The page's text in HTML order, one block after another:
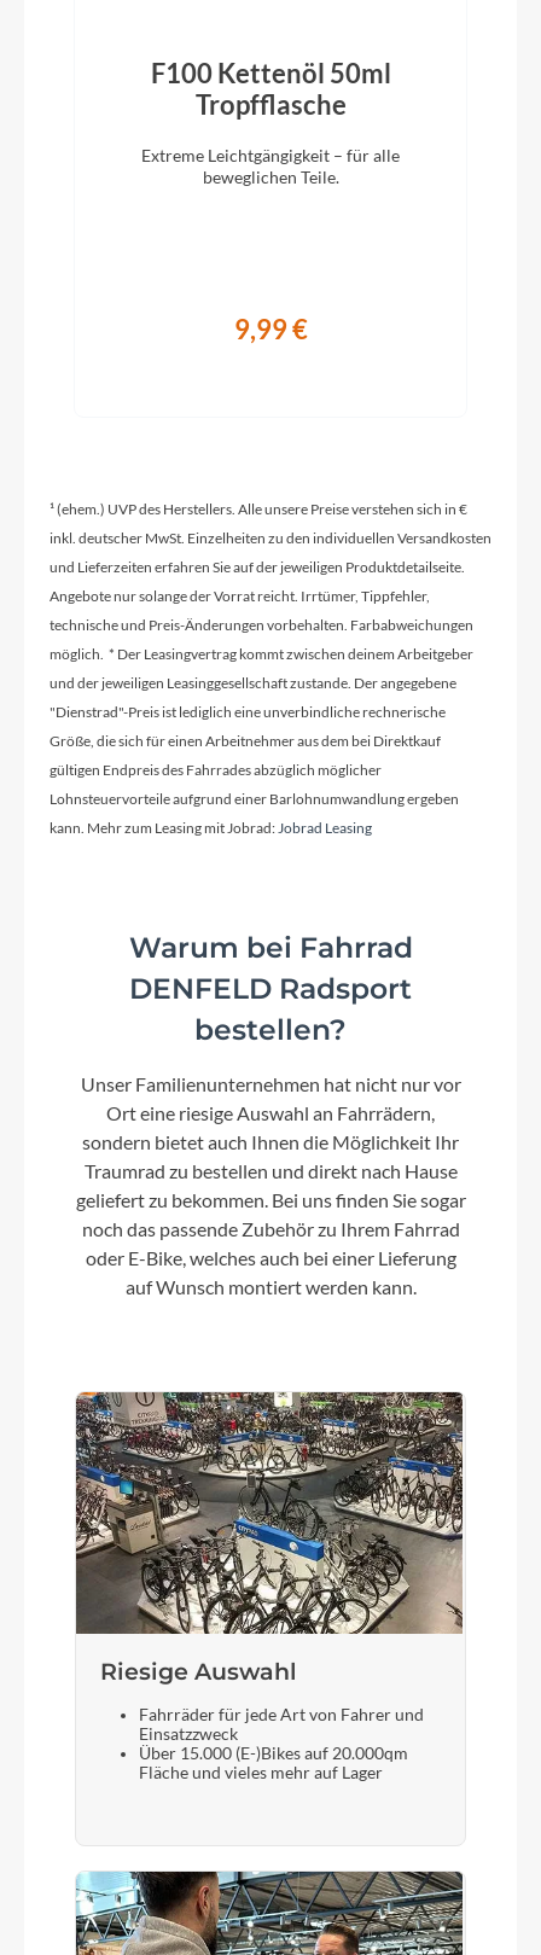
Schaltwerk
Kurbelgarnitur
Gates CDX
Motor
Bosch Performance Line Smarte System
Rücklicht
50 Lux Rücklicht mit Signal
(Brems/Verzögerungslicht)
Vorderrad Nabe
Shimano HB-TX 505
Trentlight STD / Trelock Veo 50
Akku
Bosch 625Wh
Laufradgröße
28"
Gepäckträger
Racktime Snap-it 2.0
Selle Royal Essenza/Selle Royal Aurorae
Gabel
RST Nova
Display
Bosch Intuvia 100 / LED Remote
Sattelstütze
Satori Harmony LT2
F100 Kettenöl 50ml
Tropfflasche
Extreme Leichtgängigkeit – für alle
beweglichen Teile.
9,99 €
¹ (ehem.) UVP des Herstellers. Alle unsere Preise verstehen sich in €
inkl. deutscher MwSt. Einzelheiten zu den individuellen Versandkosten
und Lieferzeiten erfahren Sie auf der jeweiligen Produktdetailseite.
Angebote nur solange der Vorrat reicht. Irrtümer, Tippfehler,
technische und Preis-Änderungen vorbehalten. Farbabweichungen
möglich. * Der Leasingvertrag kommt zwischen deinem Arbeitgeber
und der jeweiligen Leasinggesellschaft zustande. Der angegebene
"Dienstrad"-Preis ist lediglich eine unverbindliche rechnerische
Größe, die sich für einen Arbeitnehmer aus dem bei Direktkauf
gültigen Endpreis des Fahrrades abzüglich möglicher
Lohnsteuervorteile aufgrund einer Barlohnumwandlung ergeben
kann. Mehr zum Leasing mit Jobrad:Jobrad Leasing
Warum bei Fahrrad
DENFELD Radsport
bestellen?
Unser Familienunternehmen hat nicht nur vor
Ort eine riesige Auswahl an Fahrrädern,
sondern bietet auch Ihnen die Möglichkeit Ihr
Traumrad zu bestellen und direkt nach Hause
geliefert zu bekommen. Bei uns finden Sie sogar
noch das passende Zubehör zu Ihrem Fahrrad
oder E-Bike, welches auch bei einer Lieferung
auf Wunsch montiert werden kann.
Riesige Auswahl
Fahrräder für jede Art von Fahrer und
Einsatzzweck
Über 15.000 (E-)Bikes auf 20.000qm
Fläche und vieles mehr auf Lager